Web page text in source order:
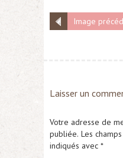
Image
Laisser un
Votre adresse de
publiée. Les
indiqués avec *